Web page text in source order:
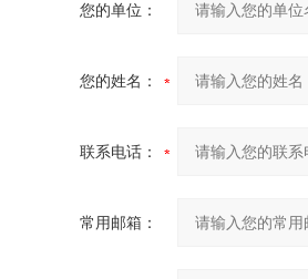
您的单位：
您的姓名：
联系电话：
常用邮箱：